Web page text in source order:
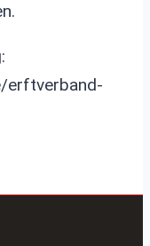
erftverband-